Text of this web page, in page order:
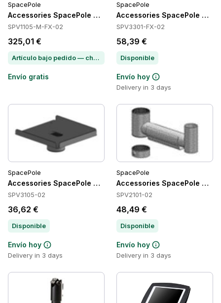
SpacePole
Accessories SpacePole SPV1105-M-FX-02
SPV1105-M-FX-02
325,01 €
Artículo bajo pedido — chatea para conocer el plazo de entrega
Envío gratis
SpacePole
Accessories SpacePole
SPV3301-FX-02
58,39 €
Disponible
Envío hoy
Delivery in 3 days
SpacePole
Accessories SpacePole SPV3105-02
SPV3105-02
36,62 €
Disponible
Envío hoy
Delivery in 3 days
SpacePole
Accessories SpacePole
SPV2101-02
48,49 €
Disponible
Envío hoy
Delivery in 3 days